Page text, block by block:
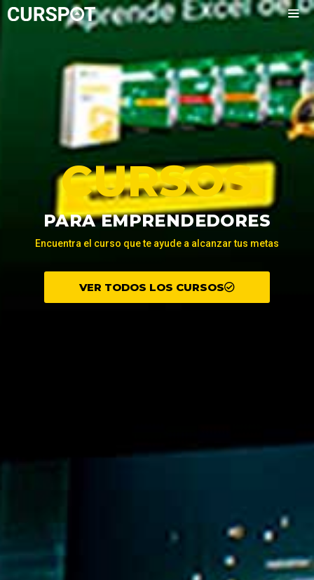
CURSOS
PARA EMPRENDEDORES
Encuentra el curso que te ayude a alcanzar tus metas
VER TODOS LOS CURSOS